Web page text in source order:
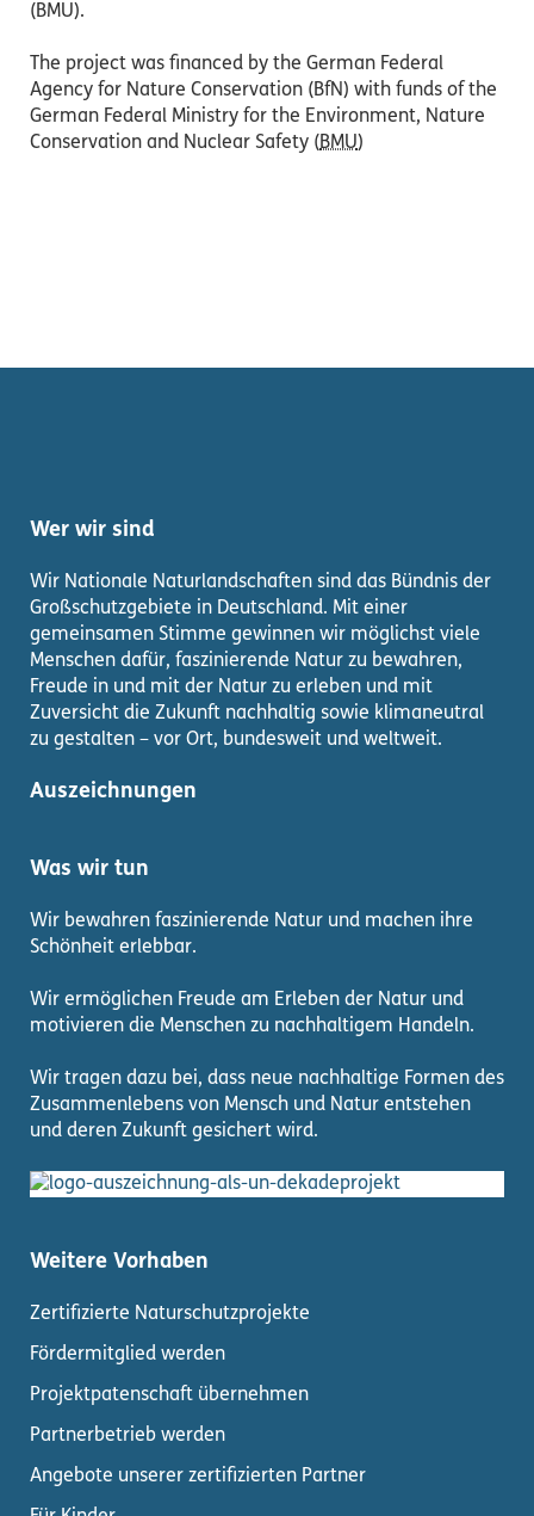
(BMU).
The project was financed by the German Federal
Agency for Nature Conservation (BfN) with funds of the
German Federal Ministry for the Environment, Nature
Conservation and Nuclear Safety (BMU)
Wer wir sind
Wir Nationale Naturlandschaften sind das Bündnis der
Großschutzgebiete in Deutschland. Mit einer
gemeinsamen Stimme gewinnen wir möglichst viele
Menschen dafür, faszinierende Natur zu bewahren,
Freude in und mit der Natur zu erleben und mit
Zuversicht die Zukunft nachhaltig sowie klimaneutral
zu gestalten – vor Ort, bundesweit und weltweit.
Auszeichnungen
Was wir tun
Wir bewahren faszinierende Natur und machen ihre
Schönheit erlebbar.
Wir ermöglichen Freude am Erleben der Natur und
motivieren die Menschen zu nachhaltigem Handeln.
Wir tragen dazu bei, dass neue nachhaltige Formen des
Zusammenlebens von Mensch und Natur entstehen
und deren Zukunft gesichert wird.
Weitere Vorhaben
Zertifizierte Naturschutzprojekte
Fördermitglied werden
Projektpatenschaft übernehmen
Partnerbetrieb werden
Angebote unserer zertifizierten Partner